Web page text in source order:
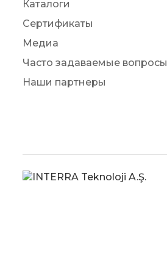
Каталоги
Сертификаты
Медиа
Часто задаваемые вопросы
Наши партнеры